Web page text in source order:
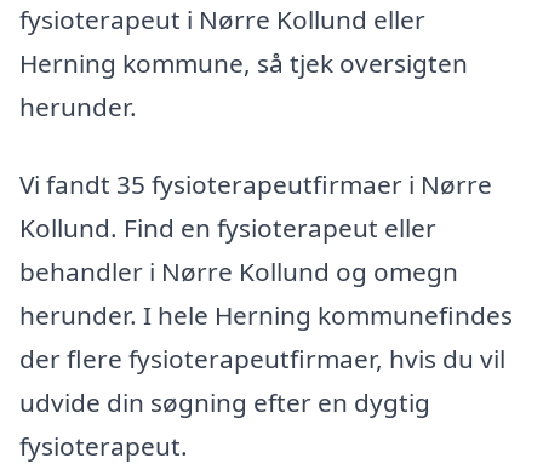
fysioterapeut i Nørre Kollund eller
Herning kommune, så tjek oversigten
herunder.
Vi fandt 35 fysioterapeutfirmaer i Nørre
Kollund. Find en fysioterapeut eller
behandler i Nørre Kollund og omegn
herunder. I hele Herning kommunefindes
der flere fysioterapeutfirmaer, hvis du vil
udvide din søgning efter en dygtig
fysioterapeut.